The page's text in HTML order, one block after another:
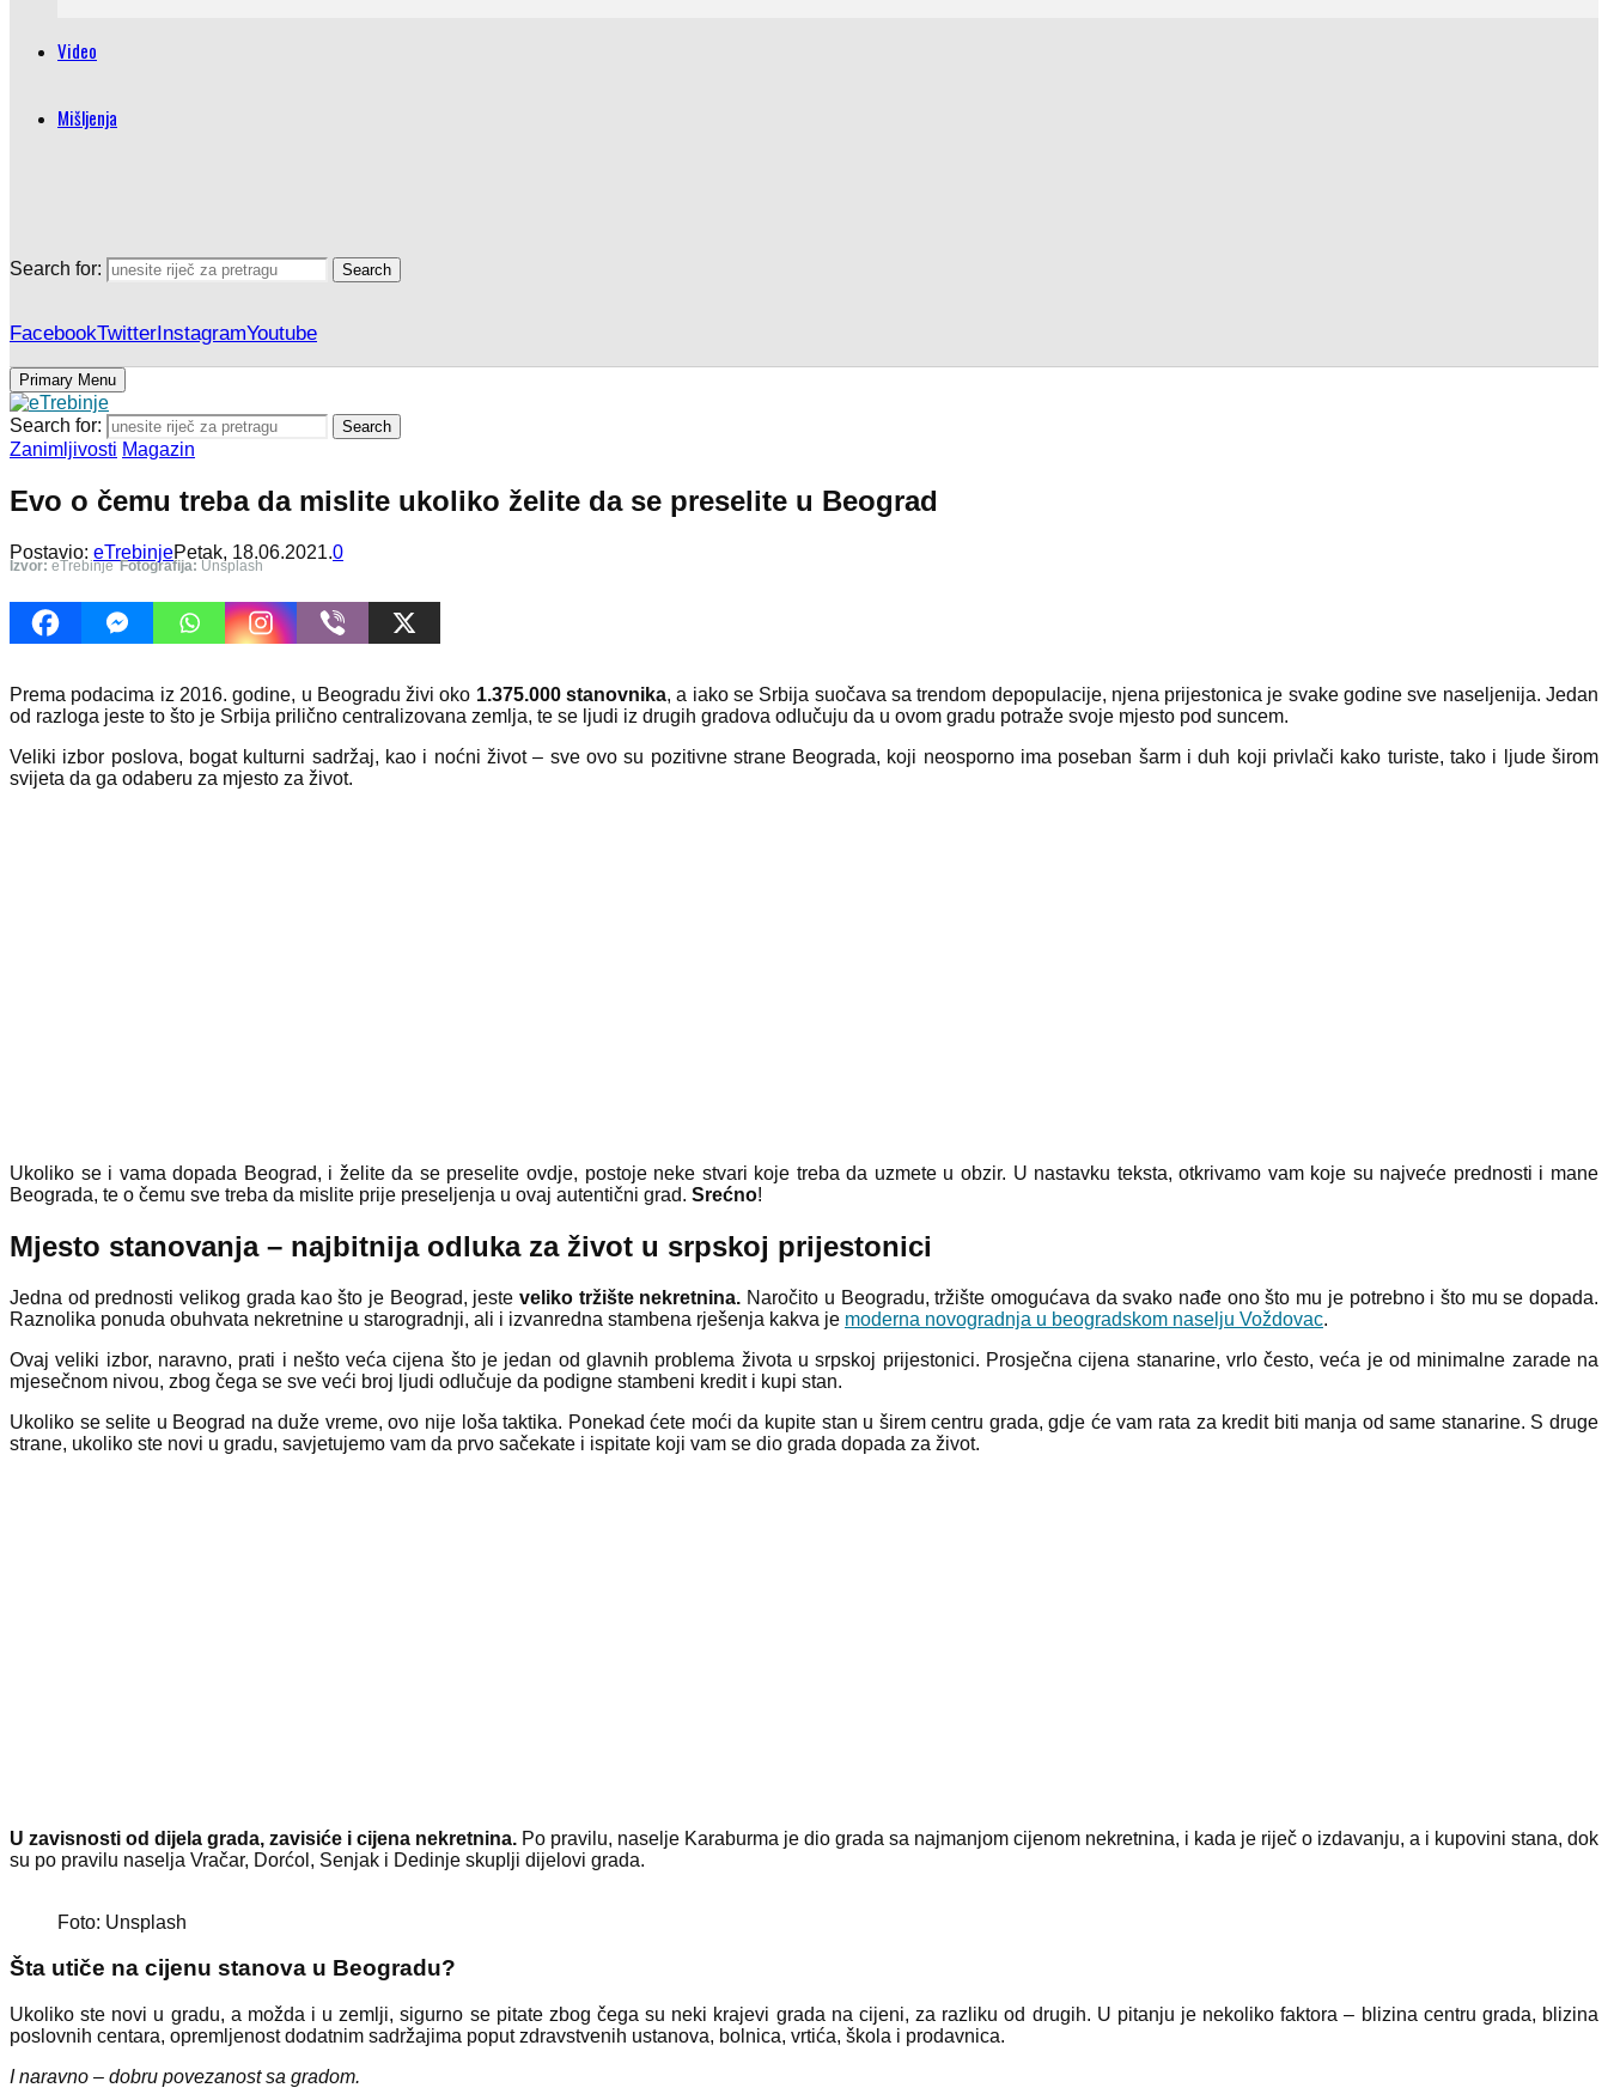
Video
Mišljenja
Search for: Search
FacebookTwitterInstagramYoutube
Primary Menu
Search for: Search
Zanimljivosti Magazin
Evo o čemu treba da mislite ukoliko želite da se preselite u Beograd
Postavio: eTrebinjePetak, 18.06.2021.0
Izvor: eTrebinje Fotografija: Unsplash
Prema podacima iz 2016. godine, u Beogradu živi oko 1.375.000 stanovnika, a iako se Srbija suočava sa trendom depopulacije, njena prijestonica je svake godine sve naseljenija. Jedan
od razloga jeste to što je Srbija prilično centralizovana zemlja, te se ljudi iz drugih gradova odlučuju da u ovom gradu potraže svoje mjesto pod suncem.
Veliki izbor poslova, bogat kulturni sadržaj, kao i noćni život – sve ovo su pozitivne strane Beograda, koji neosporno ima poseban šarm i duh koji privlači kako turiste, tako i ljude širom
svijeta da ga odaberu za mjesto za život.
Ukoliko se i vama dopada Beograd, i želite da se preselite ovdje, postoje neke stvari koje treba da uzmete u obzir. U nastavku teksta, otkrivamo vam koje su najveće prednosti i mane
Beograda, te o čemu sve treba da mislite prije preseljenja u ovaj autentični grad. Srećno!
Mjesto stanovanja – najbitnija odluka za život u srpskoj prijestonici
Jedna od prednosti velikog grada kao što je Beograd, jeste veliko tržište nekretnina. Naročito u Beogradu, tržište omogućava da svako nađe ono što mu je potrebno i što mu se dopada.
Raznolika ponuda obuhvata nekretnine u starogradnji, ali i izvanredna stambena rješenja kakva je moderna novogradnja u beogradskom naselju Voždovac.
Ovaj veliki izbor, naravno, prati i nešto veća cijena što je jedan od glavnih problema života u srpskoj prijestonici. Prosječna cijena stanarine, vrlo često, veća je od minimalne zarade na
mjesečnom nivou, zbog čega se sve veći broj ljudi odlučuje da podigne stambeni kredit i kupi stan.
Ukoliko se selite u Beograd na duže vreme, ovo nije loša taktika. Ponekad ćete moći da kupite stan u širem centru grada, gdje će vam rata za kredit biti manja od same stanarine. S druge
strane, ukoliko ste novi u gradu, savjetujemo vam da prvo sačekate i ispitate koji vam se dio grada dopada za život.
U zavisnosti od dijela grada, zavisiće i cijena nekretnina. Po pravilu, naselje Karaburma je dio grada sa najmanjom cijenom nekretnina, i kada je riječ o izdavanju, a i kupovini stana, dok
su po pravilu naselja Vračar, Dorćol, Senjak i Dedinje skuplji dijelovi grada.
Foto: Unsplash
Šta utiče na cijenu stanova u Beogradu?
Ukoliko ste novi u gradu, a možda i u zemlji, sigurno se pitate zbog čega su neki krajevi grada na cijeni, za razliku od drugih. U pitanju je nekoliko faktora – blizina centru grada, blizina
poslovnih centara, opremljenost dodatnim sadržajima poput zdravstvenih ustanova, bolnica, vrtića, škola i prodavnica.
I naravno – dobru povezanost sa gradom.